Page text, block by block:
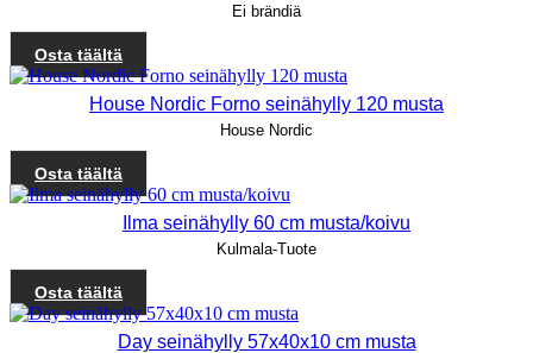
Ei brändiä
Osta täältä
House Nordic Forno seinähylly 120 musta
House Nordic
Osta täältä
Ilma seinähylly 60 cm musta/koivu
Kulmala-Tuote
Osta täältä
Day seinähylly 57x40x10 cm musta